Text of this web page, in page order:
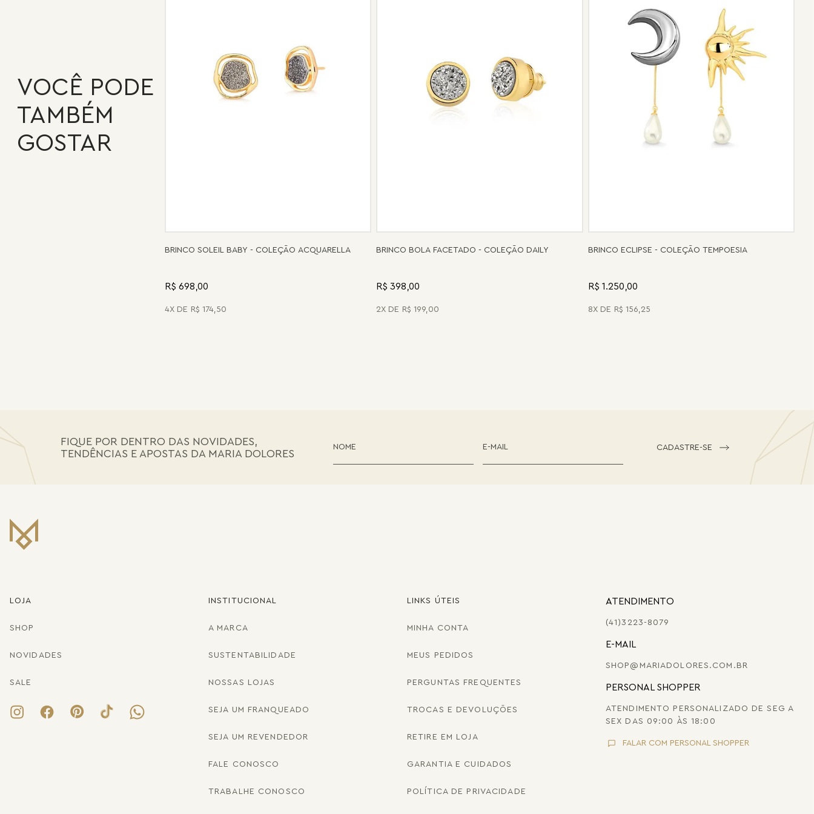
VOCÊ PODE
TAMBÉM
GOSTAR
BRINCO SOLEIL BABY - COLEÇÃO ACQUARELLA
R$ 698,00
4 R$ 174,50
BRINCO BOLA FACETADO - COLEÇÃO DAILY
R$ 398,00
2 R$ 199,00
BRINCO ECLIPSE - COLEÇÃO TEMPOESIA
R$ 1.250,00
8 R$ 156,25
FIQUE POR DENTRO DAS NOVIDADES,
TENDÊNCIAS E APOSTAS DA MARIA DOLORES
CADASTRE-SE
LOJA
SHOP
NOVIDADES
SALE
INSTITUCIONAL
A MARCA
SUSTENTABILIDADE
NOSSAS LOJAS
SEJA UM FRANQUEADO
SEJA UM REVENDEDOR
FALE CONOSCO
TRABALHE CONOSCO
LINKS ÚTEIS
MINHA CONTA
MEUS PEDIDOS
PERGUNTAS FREQUENTES
TROCAS E DEVOLUÇÕES
RETIRE EM LOJA
GARANTIA E CUIDADOS
POLÍTICA DE PRIVACIDADE
ATENDIMENTO
(41)3223-8079
E-MAIL
SHOP@MARIADOLORES.COM.BR
PERSONAL SHOPPER
ATENDIMENTO PERSONALIZADO DE SEG A
SEX DAS 09:00 ÀS 18:00
FALAR COM PERSONAL SHOPPER